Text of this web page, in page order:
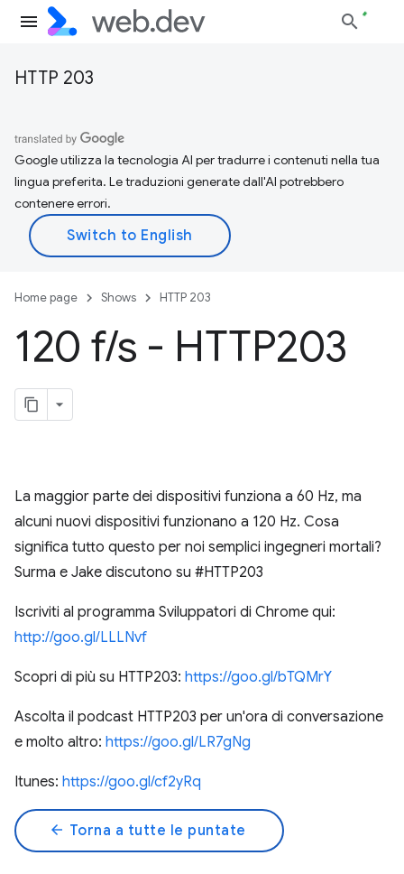
HTTP 203
Google utilizza la tecnologia AI per tradurre i contenuti nella tua
lingua preferita. Le traduzioni generate dall'AI potrebbero
contenere errori.
Home page Shows HTTP 203
120 f/s - HTTP203
La maggior parte dei dispositivi funziona a 60 Hz, ma
alcuni nuovi dispositivi funzionano a 120 Hz. Cosa
significa tutto questo per noi semplici ingegneri mortali?
Surma e Jake discutono su #HTTP203
Iscriviti al programma Sviluppatori di Chrome qui:
http://goo.gl/LLLNvf
Scopri di più su HTTP203: https://goo.gl/bTQMrY
Ascolta il podcast HTTP203 per un'ora di conversazione
e molto altro: https://goo.gl/LR7gNg
Itunes: https://goo.gl/cf2yRq
arrow_back Torna a tutte le puntate